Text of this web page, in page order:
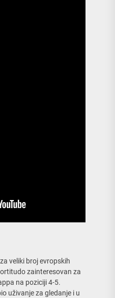
veliki broj evropskih
zainteresovan za
na poziciji 4-5.
uživanje za gledanje i u